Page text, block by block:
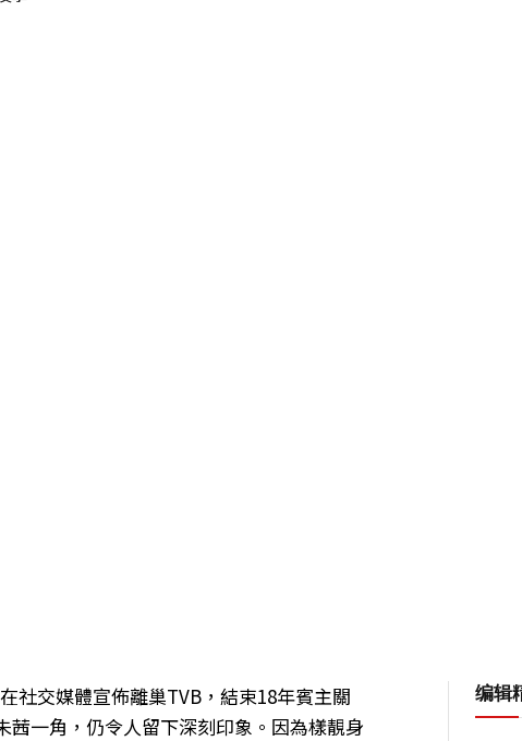
社交媒體宣佈離巢TVB，結束18年賓主關
一角，仍令人留下深刻印象。因為樣靚身
编辑